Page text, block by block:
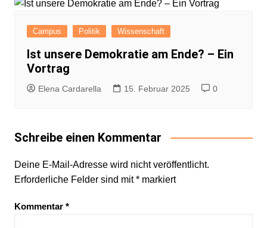
Campus Politik Wissenschaft
Ist unsere Demokratie am Ende? – Ein
Vortrag
Elena Cardarella 15. Februar 2025 0
Schreibe einen Kommentar
Deine E-Mail-Adresse wird nicht veröffentlicht.
Erforderliche Felder sind mit*markiert
Kommentar *